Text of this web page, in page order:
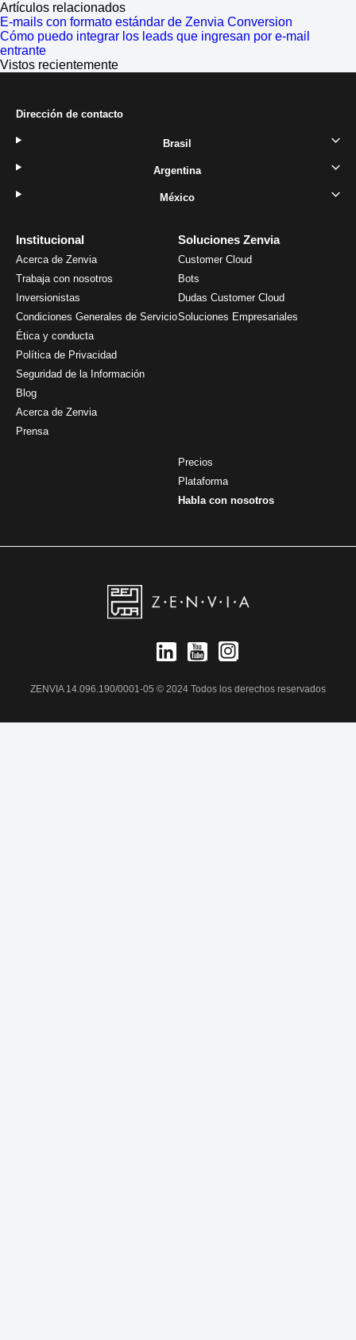
Artículos relacionados
E-mails con formato estándar de Zenvia Conversion
Cómo puedo integrar los leads que ingresan por e-mail
entrante
Vistos recientemente
Institucional
Acerca de Zenvia
Trabaja con nosotros
Inversionistas
Condiciones Generales de Servicio
Ética y conducta
Política de Privacidad
Seguridad de la Información
Blog
Acerca de Zenvia
Prensa
Soluciones Zenvia
Customer Cloud
Bots
Dudas Customer Cloud
Soluciones Empresariales
Precios
Plataforma
Habla con nosotros
Dirección de contacto
Brasil
Argentina
México
ZENVIA 14.096.190/0001-05 © 2024 Todos los derechos reservados